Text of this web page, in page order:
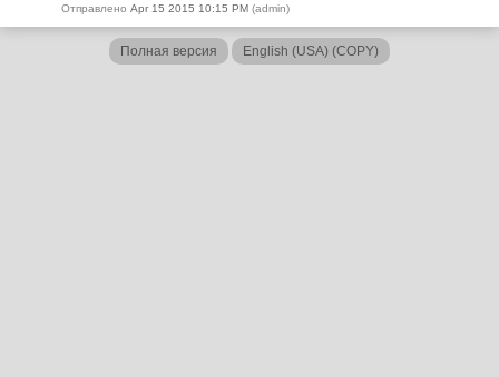
Отправлено Apr 15 2015 10:15 PM (admin)
Полная версия English (USA) (COPY)